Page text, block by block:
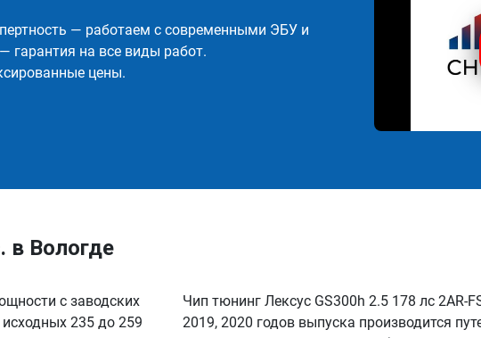
— работаем с современными ЭБУ и
гарантия на все виды работ.
цены.
в Вологде
с заводских
235 до 259
Чип тюнинг Лексус GS300h 2.5 178 лс 2AR-
2019, 2020 годов выпуска производится